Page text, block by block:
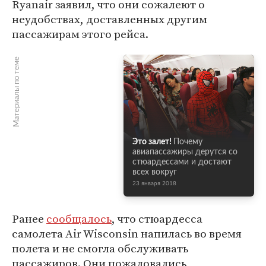
Ryanair заявил, что они сожалеют о
неудобствах, доставленных другим
пассажирам этого рейса.
Материалы по теме
Это залет!
Почему
авиапассажиры дерутся со
стюардессами и достают
всех вокруг
23 января 2018
Ранее сообщалось, что стюардесса
самолета Air Wisconsin напилась во время
полета и не смогла обслуживать